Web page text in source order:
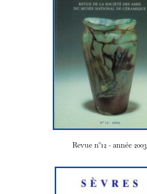
Revue n°12 - année 2003